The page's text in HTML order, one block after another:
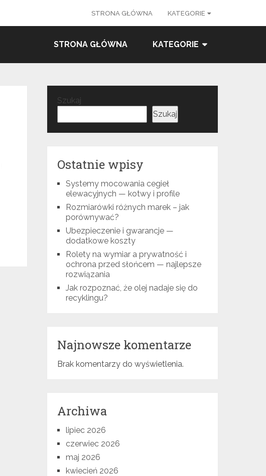
STRONA GŁÓWNA KATEGORIE
STRONA GŁÓWNA KATEGORIE
Szukaj
Szukaj
Ostatnie wpisy
Systemy mocowania cegieł
elewacyjnych — kotwy i profile
Rozmiarówki różnych marek – jak
porównywać?
Ubezpieczenie i gwarancje —
dodatkowe koszty
Rolety na wymiar a prywatność i
ochrona przed słońcem — najlepsze
rozwiązania
Jak rozpoznać, że olej nadaje się do
recyklingu?
Najnowsze komentarze
Brak komentarzy do wyświetlenia.
Archiwa
lipiec 2026
czerwiec 2026
maj 2026
kwiecień 2026